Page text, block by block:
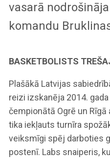
vasarā
komandu
BASKETBOLISTS
Plašākā Latvijas
reizi izskanēja 2014.
čempionātā Ogrē un
tika iekļauts turnīra
veiksmīgi spēj darboties
postenī. Labs snaiperis,